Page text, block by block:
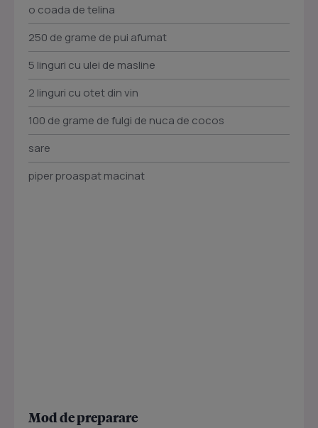
o coada de telina
250 de grame de pui afumat
5 linguri cu ulei de masline
2 linguri cu otet din vin
100 de grame de fulgi de nuca de cocos
sare
piper proaspat macinat
Mod de preparare